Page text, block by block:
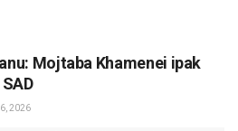
Mojtaba Khamenei ipak
6, 2026